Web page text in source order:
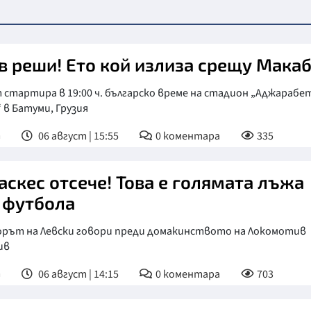
реши! Ето кой излиза срещу
в 19:00 ч. българско време на стадион
в Батуми, Грузия
06 август | 15:55 0коментара 335
отсече! Това е голямата лъжа
на Левски говори преди домакинството на Локомотив
06 август | 14:15 0коментара 703